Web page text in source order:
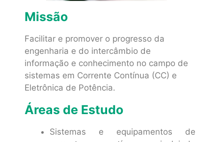
Missão
Facilitar e promover o progresso da
engenharia e do intercâmbio de
informação e conhecimento no campo de
sistemas em Corrente Contínua (CC) e
Eletrônica de Potência.
Áreas de Estudo
Sistemas e equipamentos de